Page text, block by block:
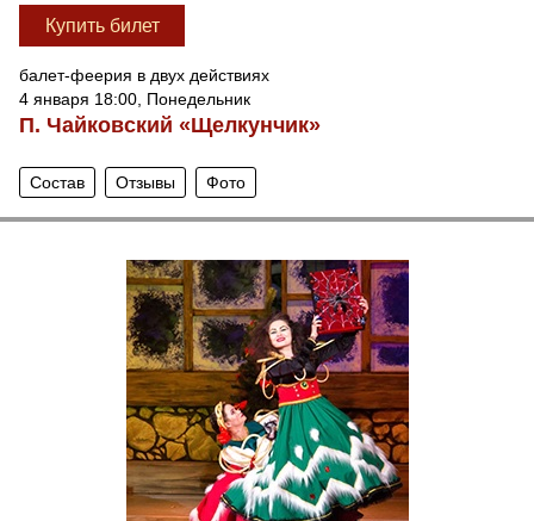
Купить билет
балет-феерия в двух действиях
4 января 18:00, Понедельник
П. Чайковский «Щелкунчик»
Состав Отзывы Фото